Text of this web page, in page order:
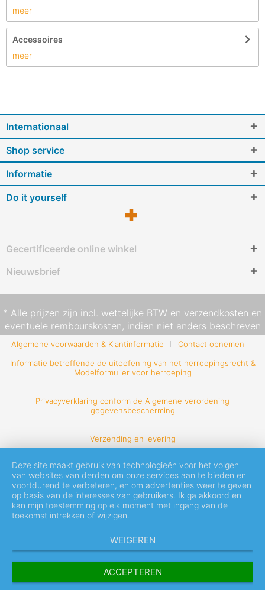
meer
Accessoires
meer
Internationaal
Shop service
Informatie
Do it yourself
Gecertificeerde online winkel
Nieuwsbrief
* Alle prijzen zijn incl. wettelijke BTW en verzendkosten en
eventuele rembourskosten, indien niet anders beschreven
Algemene voorwaarden & Klantinformatie
Contact opnemen
Informatie betreffende de uitoefening van het herroepingsrecht &
Modelformulier voor herroeping
Privacyverklaring conform de Algemene verordening
gegevensbescherming
Verzending en levering
Deze site maakt gebruik van technologieën voor het volgen
van websites van derden om onze services aan te bieden en
voortdurend te verbeteren, en om advertenties weer te geven
op basis van de interesses van gebruikers. Ik ga akkoord en
kan mijn toestemming op elk moment met ingang van de
toekomst intrekken of wijzigen.
WEIGEREN
ACCEPTEREN